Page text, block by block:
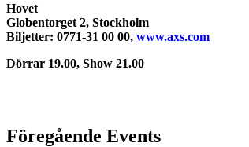
Hovet
Globentorget 2, Stockholm
Biljetter: 0771-31 00 00, www.axs.com
Dörrar 19.00, Show 21.00
Föregående Events